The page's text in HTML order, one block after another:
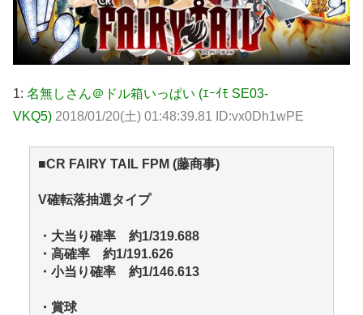
1: 名無しさん＠ドル箱いっぱい (ｴｰｲﾓ SE03-
VKQ5) 2018/01/20(土) 01:48:39.81 ID:vx0Dh1wPE
■CR FAIRY TAIL FPM (藤商事)
V確転落抽選タイプ
・大当り確率 約1/319.688
・高確率 約1/191.626
・小当り確率 約1/146.613
・賞球